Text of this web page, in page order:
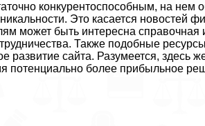
конкурентоспособным, на нем
Это касается новостей
может быть интересна
Также подобные
развитие сайта. Разумеется,
потенциально более прибыльное